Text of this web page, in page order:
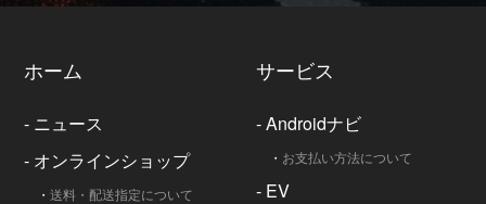
ホーム
- ニュース
- オンラインショップ
・送料・配送指定について
サービス
-Androidナビ
・ お支払い方法について
- EV